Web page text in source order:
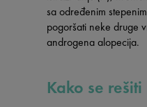
sa određenim
pogoršati neke druge
androgena alopecija.
Kako se